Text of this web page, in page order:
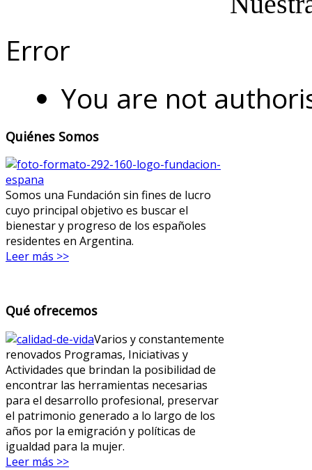
Error
You are not
Quiénes Somos
Somos una Fundación sin fines de lucro
cuyo principal objetivo es buscar el
bienestar y progreso de los españoles
residentes en Argentina.
Leer más >>
Qué ofrecemos
Varios y constantemente
renovados Programas, Iniciativas y
Actividades que brindan la posibilidad de
encontrar las herramientas necesarias
para el desarrollo profesional, preservar
el patrimonio generado a lo largo de los
años por la emigración y políticas de
igualdad para la mujer.
Leer más >>